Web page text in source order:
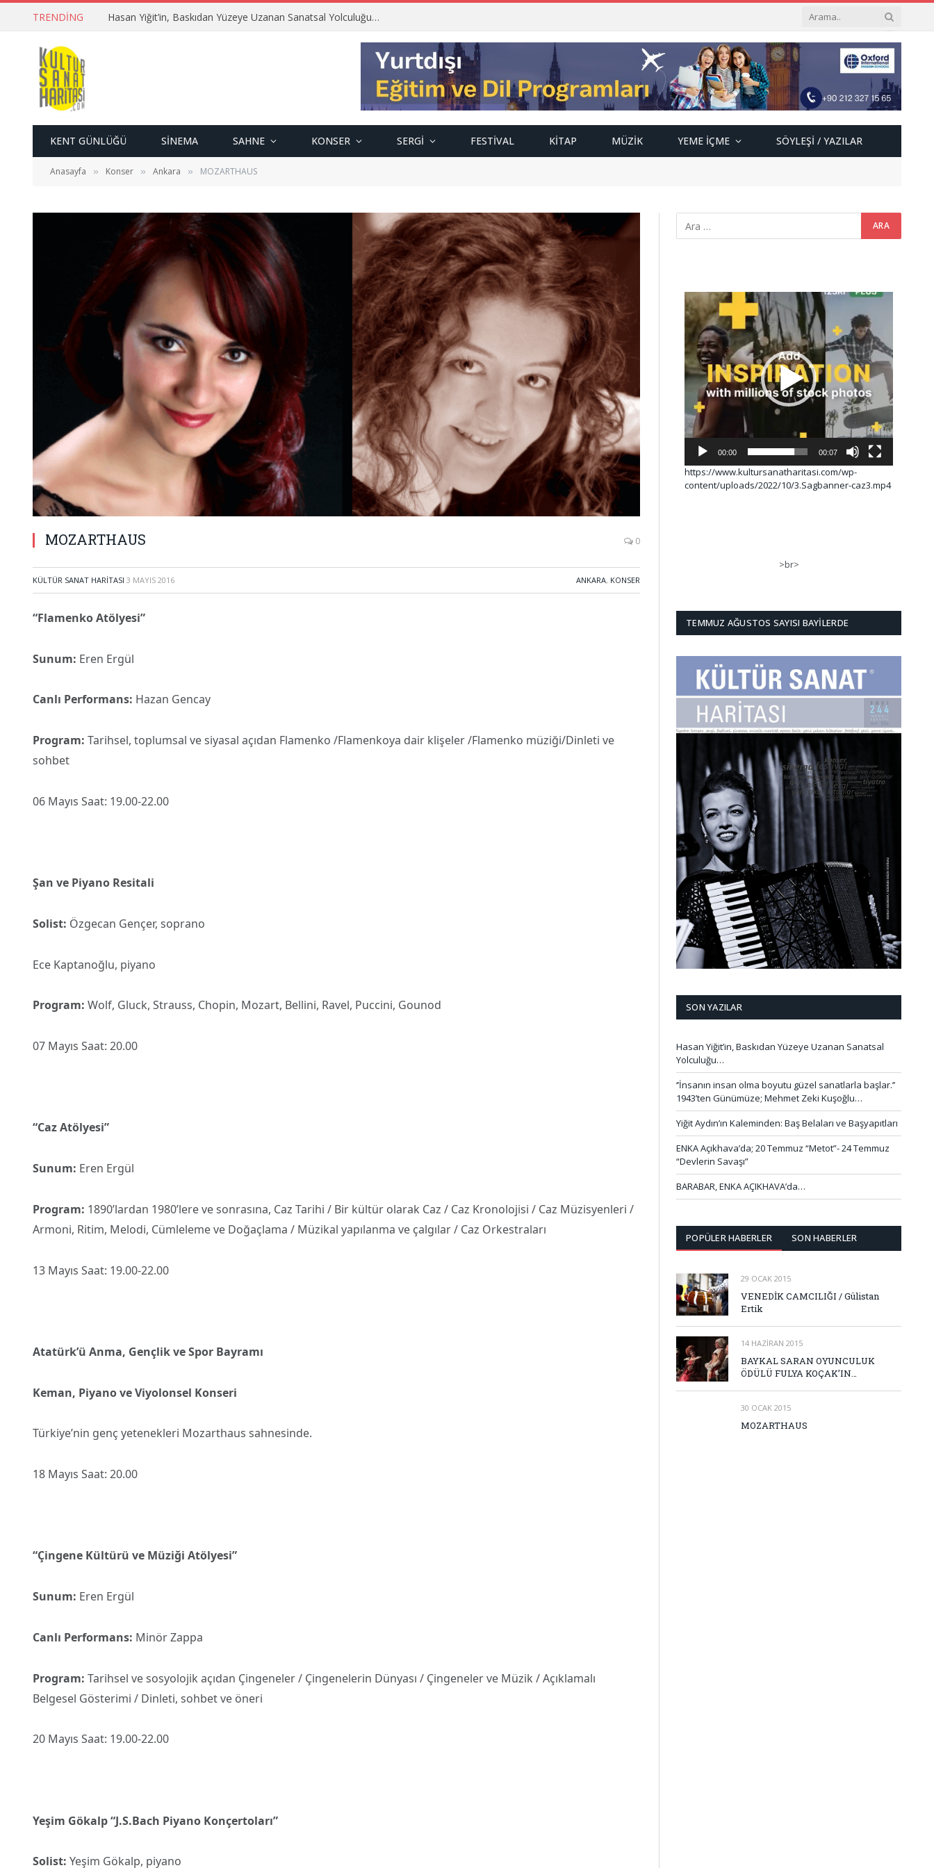
TRENDING Hasan Yiğit’in, Baskıdan Yüzeye Uzanan Sanatsal Yolculuğu…
KENT GÜNLÜĞÜ SINEMA SAHNE KONSER SERGI FESTIVAL KITAP MÜZIK YEME İÇME SÖYLEŞI / YAZILAR
Anasayfa » Konser » Ankara » MOZARTHAUS
MOZARTHAUS 0
KÜLTÜR SANAT HARITASI 3 MAYIS 2016 ANKARA, KONSER
“Flamenko Atölyesi”
Sunum: Eren Ergül
Canlı Performans: Hazan Gencay
Program: Tarihsel, toplumsal ve siyasal açıdan Flamenko /Flamenkoya dair klişeler /Flamenko müziği/Dinleti ve
sohbet
06 Mayıs Saat: 19.00-22.00
Şan ve Piyano Resitali
Solist: Özgecan Gençer, soprano
Ece Kaptanoğlu, piyano
Program: Wolf, Gluck, Strauss, Chopin, Mozart, Bellini, Ravel, Puccini, Gounod
07 Mayıs Saat: 20.00
“Caz Atölyesi”
Sunum: Eren Ergül
Program: 1890’lardan 1980’lere ve sonrasına, Caz Tarihi / Bir kültür olarak Caz / Caz Kronolojisi / Caz Müzisyenleri /
Armoni, Ritim, Melodi, Cümleleme ve Doğaçlama / Müzikal yapılanma ve çalgılar / Caz Orkestraları
13 Mayıs Saat: 19.00-22.00
Atatürk’ü Anma, Gençlik ve Spor Bayramı
Keman, Piyano ve Viyolonsel Konseri
Türkiye’nin genç yetenekleri Mozarthaus sahnesinde.
18 Mayıs Saat: 20.00
“Çingene Kültürü ve Müziği Atölyesi”
Sunum: Eren Ergül
Canlı Performans: Minör Zappa
Program: Tarihsel ve sosyolojik açıdan Çingeneler / Çingenelerin Dünyası / Çingeneler ve Müzik / Açıklamalı
Belgesel Gösterimi / Dinleti, sohbet ve öneri
20 Mayıs Saat: 19.00-22.00
Yeşim Gökalp “J.S.Bach Piyano Konçertoları”
Solist: Yeşim Gökalp, piyano
Video
oynatıcı
00:00 00:07
https://www.kultursanatharitasi.com/wp-
content/uploads/2022/10/3.Sagbanner-caz3.mp4
>br>
TEMMUZ AĞUSTOS SAYISI BAYILERDE
SON YAZILAR
Hasan Yiğit’in, Baskıdan Yüzeye Uzanan Sanatsal
Yolculuğu…
‘’İnsanın insan olma boyutu güzel sanatlarla başlar.’’
1943’ten Günümüze; Mehmet Zeki Kuşoğlu…
Yiğit Aydın’ın Kaleminden: Baş Belaları ve Başyapıtları
ENKA Açıkhava’da; 20 Temmuz “Metot”- 24 Temmuz
“Devlerin Savaşı”
BARABAR, ENKA AÇIKHAVA’da…
POPÜLER HABERLER SON HABERLER
29 OCAK 2015
VENEDİK CAMCILIĞI / Gülistan
Ertik
14 HAZIRAN 2015
BAYKAL SARAN OYUNCULUK
ÖDÜLÜ FULYA KOÇAK’IN…
30 OCAK 2015
MOZARTHAUS